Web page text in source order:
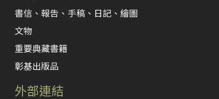
書信、報告、手稿、日記、繪圖
文物
重要典藏書籍
彰基出版品
外部連結